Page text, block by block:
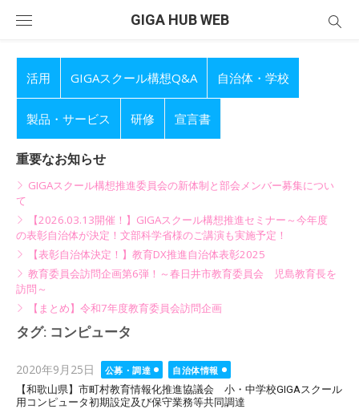
GIGA HUB WEB
活用 GIGAスクール構想Q&A 自治体・学校
製品・サービス 研修 宣言書
重要なお知らせ
GIGAスクール構想推進委員会の新体制と部会メンバー募集につい
て
【2026.03.13開催！】GIGAスクール構想推進セミナー～今年度
の表彰自治体が決定！文部科学省様のご講演も実施予定！
【表彰自治体決定！】教育DX推進自治体表彰2025
教育委員会訪問企画第6弾！～春日井市教育委員会 児島教育長を
訪問～
【まとめ】令和7年度教育委員会訪問企画
タグ: コンピュータ
Posted
on
2020年9月25日 公募・調達
自治体情報
【和歌山県】市町村教育情報化推進協議会 小・中学校GIGAスクール
用コンピュータ初期設定及び保守業務等共同調達